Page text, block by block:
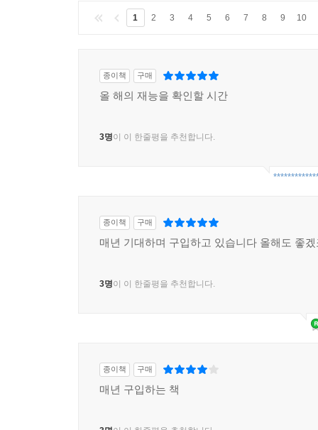
1 2 3 4 5 6 7 8 9 10
종이책 구매
올 해의 재능을 확인할 시간
3명이 이 한줄평을 추천합니다.
종이책 구매
매년 기대하며 구입하고 있습니다 올해도 좋겠
3명이 이 한줄평을 추천합니다.
종이책 구매
매년 구입하는 책